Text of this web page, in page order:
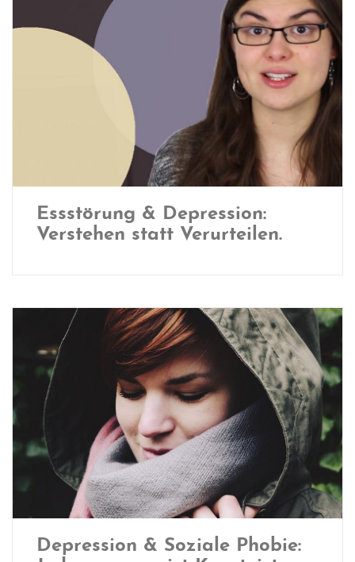
Essstörung & Depression:
Verstehen statt Verurteilen.
Depression & Soziale Phobie: